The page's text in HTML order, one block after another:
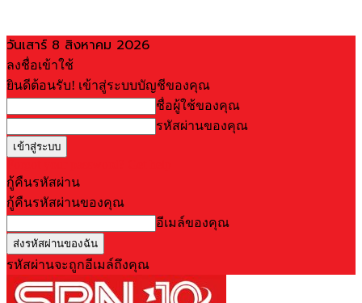
วันเสาร์ 8 สิงหาคม 2026
ลงชื่อเข้าใช้
ยินดีต้อนรับ! เข้าสู่ระบบบัญชีของคุณ
ชื่อผู้ใช้ของคุณ
รหัสผ่านของคุณ
กู้คืนรหัสผ่าน
กู้คืนรหัสผ่านของคุณ
อีเมล์ของคุณ
รหัสผ่านจะถูกอีเมล์ถึงคุณ